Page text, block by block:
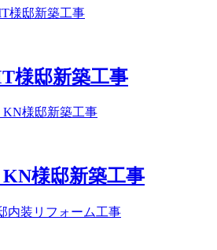
様邸新築工事
様邸新築工事